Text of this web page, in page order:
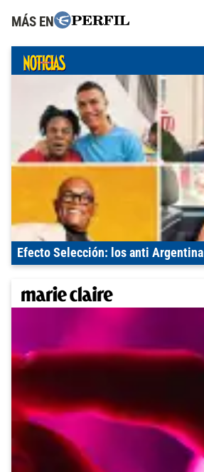
MÁS EN
Efecto Selección: los anti Argentina